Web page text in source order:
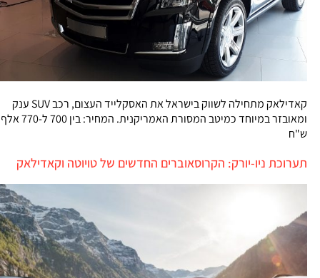
קאדילאק מתחילה לשווק בישראל את האסקלייד העצום, רכב SUV ענק
ומאובזר במיוחד כמיטב המסורת האמריקנית. המחיר: בין 700 ל-770 אלף
ש"ח
תערוכת ניו-יורק: הקרוסאוברים החדשים של טויוטה וקאדילאק